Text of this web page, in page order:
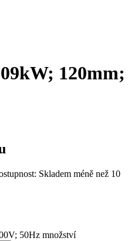
120mm;
Skladem méně než 10
50Hz množství